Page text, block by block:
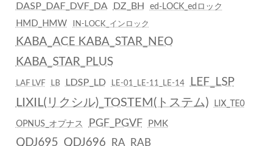
DASP_DAF_DVF_DA
DZ_BH ed-LOCK_edロック
HMD_HMW IN-LOCK_インロック
KABA_ACE KABA_STAR_NEO
KABA_STAR_PLUS
LAF LVF LB LDSP_LD LE-01_LE-11_LE-14 LEF_LSP
LIXIL(リクシル)_TOSTEM(トステム) LIX_TE0
OPNUS_オプナス PGF_PGVF PMK
QDJ695_QDJ696 RA_RAB